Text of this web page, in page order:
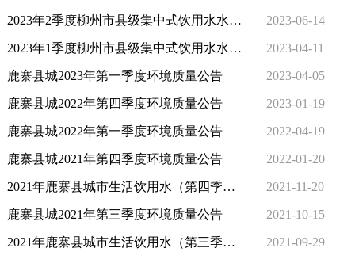
2023年2季度柳州市县级集中式饮用水水源地水质信息公开 2023-06-14
2023年1季度柳州市县级集中式饮用水水源地水质信息公开 2023-04-11
鹿寨县城2023年第一季度环境质量公告 2023-04-05
鹿寨县城2022年第四季度环境质量公告 2023-01-19
鹿寨县城2022年第一季度环境质量公告 2022-04-19
鹿寨县城2021年第四季度环境质量公告 2022-01-20
2021年鹿寨县城市生活饮用水（第四季度）水质卫生监测 分析报告 2021-11-20
鹿寨县城2021年第三季度环境质量公告 2021-10-15
2021年鹿寨县城市生活饮用水（第三季度）水质卫生监测分析报告 2021-09-29